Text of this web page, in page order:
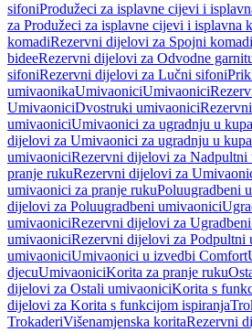
sifoniProdužeci za isplavne cijevi i
za Produžeci za isplavne cijevi i isplavna
komadiRezervni dijelovi za Spojni komadi
bideeRezervni dijelovi za Odvodne
sifoniRezervni dijelovi za Lučni sifoni
umivaonikaUmivaoniciUmivaonici
UmivaoniciDvostruki umivaonici
umivaoniciUmivaonici za ugradnju u
dijelovi za Umivaonici za ugradnju u
umivaoniciRezervni dijelovi za Nadpultni
pranje rukuRezervni dijelovi za
umivaonici za pranje rukuPoluugradbeni
dijelovi za Poluugradbeni umivaonici
umivaoniciRezervni dijelovi za
umivaoniciRezervni dijelovi za Podpultni
umivaoniciUmivaonici u izvedbi Comfort
djecuUmivaoniciKorita za pranje ruku
dijelovi za Ostali umivaoniciKorita s
dijelovi za Korita s funkcijom ispiranja
TrokaderiVišenamjenska koritaRezervni